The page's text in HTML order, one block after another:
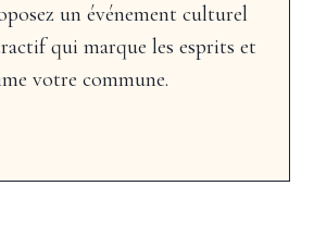
un événement culturel
qui marque les esprits et
votre commune.